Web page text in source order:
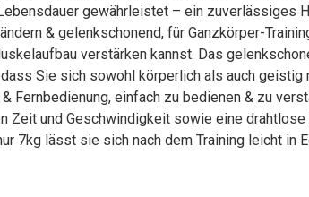
gewährleistet – ein zuverlässiges
& gelenkschonend, für Ganzkörper-
verstärken kannst. Das
Sie sich sowohl körperlich als auch geistig
& Fernbedienung, einfach zu bedienen & zu
Zeit und Geschwindigkeit sowie eine
7kg lässt sie sich nach dem Training leicht in